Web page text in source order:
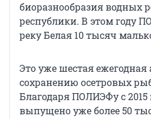
биоразнообразия водных
республики. В этом году
реку Белая 10 тысяч
Это уже шестая ежегодная
сохранению осетровых
Благодаря ПОЛИЭФу с 2015
выпущено уже более 50